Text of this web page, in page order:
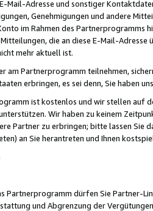
Mail-Adresse und sonstiger
Genehmigungen und andere
im Rahmen des Partnerprogramms
die an diese E-Mail-
mehr aktuell ist.
am Partnerprogramm teilnehmen,
erbringen, es sei denn, Sie haben
ist kostenlos und wir stellen auf
Wir haben zu keinem
Partner zu erbringen; bitte lassen Sie
an Sie herantreten und Ihnen
Partnerprogramm dürfen Sie Partner-
und Abgrenzung der